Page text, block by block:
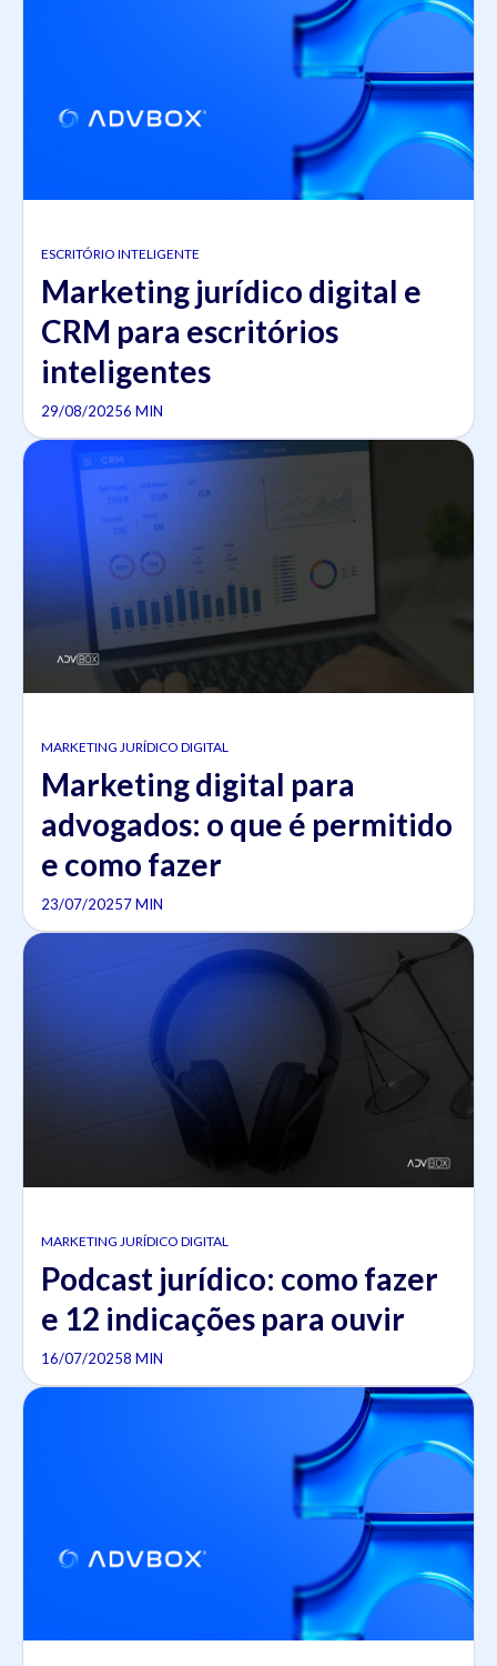
ESCRITÓRIO INTELIGENTE
Marketing jurídico digital e
CRM para escritórios
inteligentes
29/08/20256 MIN
MARKETING JURÍDICO DIGITAL
Marketing digital para
advogados: o que é permitido
e como fazer
23/07/20257 MIN
MARKETING JURÍDICO DIGITAL
Podcast jurídico: como fazer
e 12 indicações para ouvir
16/07/20258 MIN